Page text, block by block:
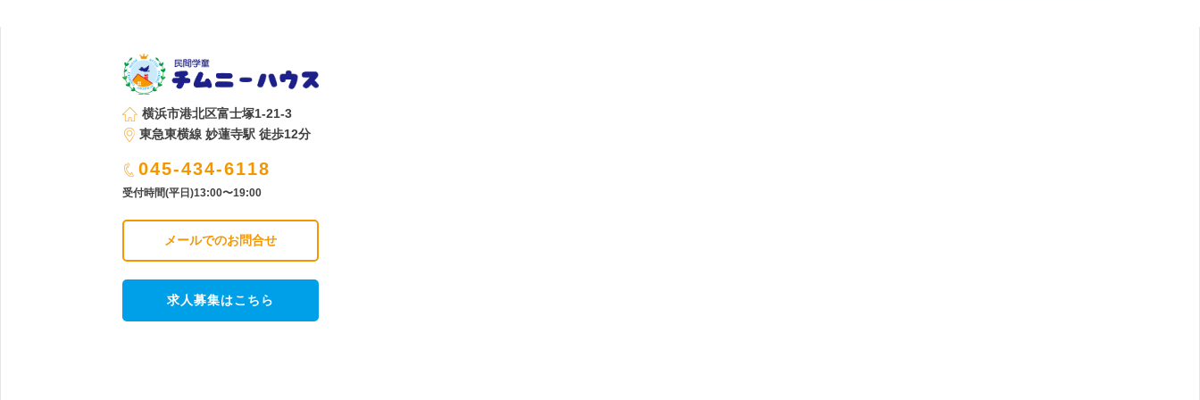
横浜市港北区富士塚1-21-3
東急東横線 妙蓮寺駅 徒歩12分
045-434-6118
受付時間(平日)13:00〜19:00
メールでのお問合せ
求人募集はこちら